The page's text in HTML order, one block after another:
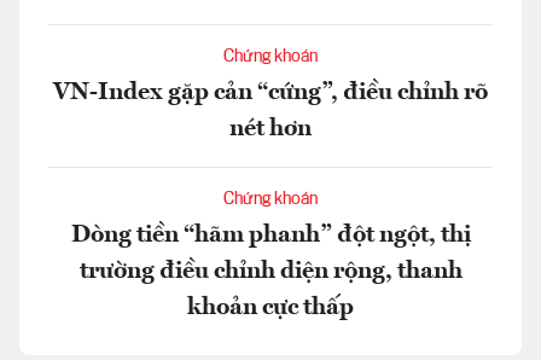
Chứng khoán
VN-Index gặp cản “cứng”, điều chỉnh rõ
nét hơn
Chứng khoán
Dòng tiền “hãm phanh” đột ngột, thị
trường điều chỉnh diện rộng, thanh
khoản cực thấp